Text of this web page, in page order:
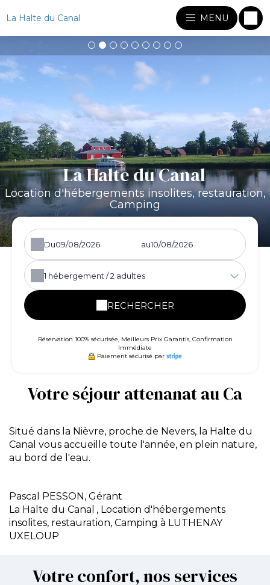
La Halte du Canal MENU
La Halte du Canal
Location d'hébergements insolites, restauration,
Camping
Du au
1 hébergement /2 adultes
RECHERCHER
Réservation 100% sécurisée, Meilleurs Prix Garantis, Confirmation
Immédiate
Paiement sécurisé par
Votre séjour attenanat au Ca
Situé dans la Nièvre, proche de Nevers, la Halte du
Canal vous accueille toute l'année, en plein nature,
au bord de l'eau.
Pascal PESSON, Gérant
La Halte du Canal , Location d'hébergements
insolites, restauration, Camping à LUTHENAY
UXELOUP
Votre confort, nos services